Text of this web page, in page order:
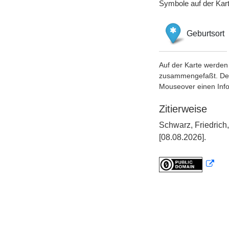
Symbole auf der
Geburtsort
Auf der Karte
zusammengefaßt.
Mouseover einen
Zitierweise
Schwarz,
[08.08.2026].